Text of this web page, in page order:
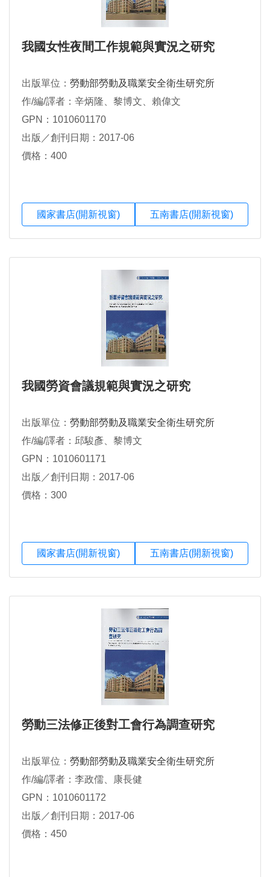
我國女性夜間工作規範與實況之研究
出版單位： 勞動部勞動及職業安全衛生研究所
作/編/譯者：辛炳隆、黎博文、賴偉文
GPN：1010601170
出版／創刊日期：2017-06
價格：400
國家書店(開新視窗) 五南書店(開新視窗)
我國勞資會議規範與實況之研究
出版單位： 勞動部勞動及職業安全衛生研究所
作/編/譯者：邱駿彥、黎博文
GPN：1010601171
出版／創刊日期：2017-06
價格：300
國家書店(開新視窗) 五南書店(開新視窗)
勞動三法修正後對工會行為調查研究
出版單位： 勞動部勞動及職業安全衛生研究所
作/編/譯者：李政儒、康長健
GPN：1010601172
出版／創刊日期：2017-06
價格：450